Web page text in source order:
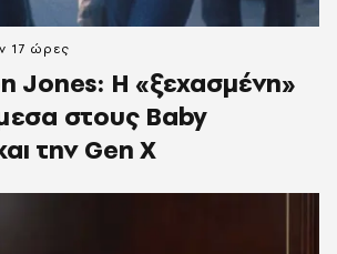
Jones: Η «ξεχασμένη»
στους Baby
την Gen X
17 ώρες